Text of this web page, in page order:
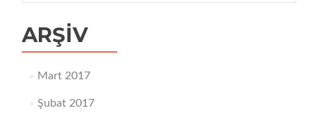
ARŞIV
Mart 2017
Şubat 2017